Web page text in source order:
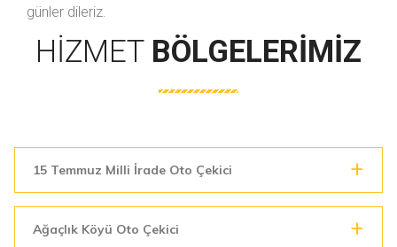
günler dileriz.
HIZMET BÖLGELERIMIZ
15 Temmuz Milli İrade Oto Çekici
Ağaçlık Köyü Oto Çekici